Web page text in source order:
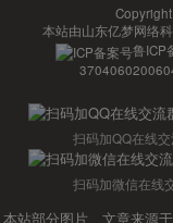
本站由山东亿梦网络
鲁ICP
扫码加QQ在线
扫码加微信在线
本站部分图片、文章来源